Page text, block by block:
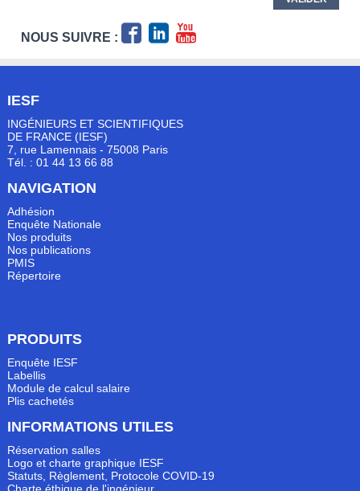
NOUS SUIVRE :
IESF
INGÉNIEURS ET SCIENTIFIQUES
DE FRANCE (IESF)
7, rue Lamennais - 75008 Paris
Tél. : 01 44 13 66 88
NAVIGATION
Adhésion
Enquête Nationale
Nos produits
Nos publications
PMIS
Répertoire
PRODUITS
Enquête IESF
Labellis
Module de calcul salaire
Plis cachetés
INFORMATIONS UTILES
Réservation salles
Logo et charte graphique IESF
Statuts, Règlement, Protocole COVID-19